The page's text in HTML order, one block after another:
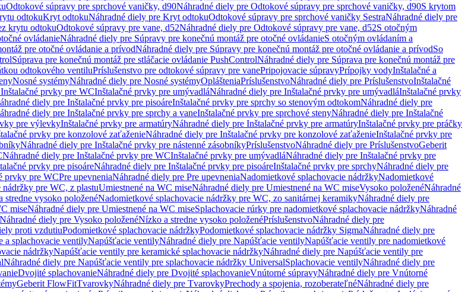
Odtokové súpravy pre sprchové vaničky, d90Náhradné diely pre Odtokové súpravy pre sprchové vaničky, d90S krytom
odtokuKryt odtokuNáhradné diely pre Kryt odtokuOdtokové súpravy pre sprchové vaničky SestraNáhradné diely pre
krytu odtokuOdtokové súpravy pre vane, d52Náhradné diely pre Odtokové súpravy pre vane, d52S otočným
ovládanieNáhradné diely pre Súpravy pre konečnú montáž pre otočné ovládanieS otočným ovládaním a
pre otočné ovládanie a prívodNáhradné diely pre Súpravy pre konečnú montáž pre otočné ovládanie a prívodSo
Súprava pre konečnú montáž pre stláčacie ovládanie PushControlNáhradné diely pre Súprava pre konečnú montáž pre
odtokového ventiluPríslušenstvo pre odtokové súpravy pre vanePripojovacie súpravyPrípojky vodyInštalačné a
Nosné systémyNáhradné diely pre Nosné systémyOplášteniaPríslušenstvoNáhradné diely pre PríslušenstvoInštalačné
prvky pre WCInštalačné prvky pre umývadláNáhradné diely pre Inštalačné prvky pre umývadláInštalačné prvky
diely pre Inštalačné prvky pre pisoáreInštalačné prvky pre sprchy so stenovým odtokomNáhradné diely pre
diely pre Inštalačné prvky pre sprchy a vaneInštalačné prvky pre sprchové stenyNáhradné diely pre Inštalačné
pre výlevkyInštalačné prvky pre armatúryNáhradné diely pre Inštalačné prvky pre armatúryInštalačné prvky pre práčky
prvky pre konzolové zaťaženieNáhradné diely pre Inštalačné prvky pre konzolové zaťaženieInštalačné prvky pre
Náhradné diely pre Inštalačné prvky pre nástenné zásobníkyPríslušenstvoNáhradné diely pre PríslušenstvoGeberit
Náhradné diely pre Inštalačné prvky pre WCInštalačné prvky pre umývadláNáhradné diely pre Inštalačné prvky pre
prvky pre pisoáreNáhradné diely pre Inštalačné prvky pre pisoáreInštalačné prvky pre sprchyNáhradné diely pre
prvky pre WCPre upevneniaNáhradné diely pre Pre upevneniaNadomietkové splachovacie nádržkyNadomietkové
pre WC, z plastuUmiestnené na WC miseNáhradné diely pre Umiestnené na WC miseVysoko položenéNáhradné
stredne vysoko položenéNadomietkové splachovacie nádržky pre WC, zo sanitárnej keramikyNáhradné diely pre
miseNáhradné diely pre Umiestnené na WC miseSplachovacie rúrky pre nadomietkové splachovacie nádržkyNáhradné
Náhradné diely pre Vysoko položenéNízko a stredne vysoko položenéPríslušenstvoNáhradné diely pre
proti vzdutiuPodomietkové splachovacie nádržkyPodomietkové splachovacie nádržky SigmaNáhradné diely pre
a splachovacie ventilyNapúšťacie ventilyNáhradné diely pre Napúšťacie ventilyNapúšťacie ventily pre nadomietkové
nádržkyNapúšťacie ventily pre keramické splachovacie nádržkyNáhradné diely pre Napúšťacie ventily pre
Náhradné diely pre Napúšťacie ventily pre splachovacie nádržky UniversalSplachovacie ventilyNáhradné diely pre
Dvojité splachovanieNáhradné diely pre Dvojité splachovanieVnútorné súpravyNáhradné diely pre Vnútorné
Geberit FlowFitTvarovkyNáhradné diely pre TvarovkyPrechody a spojenia, rozoberateľnéNáhradné diely pre